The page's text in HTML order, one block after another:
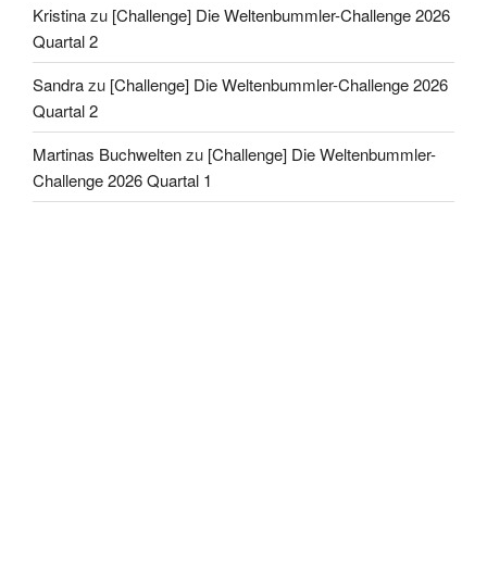
Kristinazu [Challenge] Die Weltenbummler-Challenge 2026
Quartal 2
Sandrazu [Challenge] Die Weltenbummler-Challenge 2026
Quartal 2
Martinas Buchweltenzu [Challenge] Die Weltenbummler-
Challenge 2026 Quartal 1